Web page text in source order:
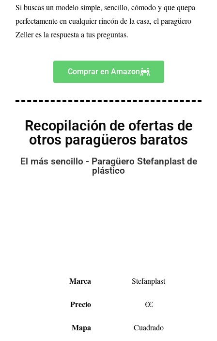
Si buscas un modelo simple, sencillo, cómodo y que quepa
perfectamente en cualquier rincón de la casa, el paragüero
Zeller es la respuesta a tus preguntas.
Comprar en Amazon
Recopilación de ofertas de
otros paragüeros baratos
El más sencillo - Paragüero Stefanplast de
plástico
Marca Stefanplast
Precio €€
Mapa Cuadrado